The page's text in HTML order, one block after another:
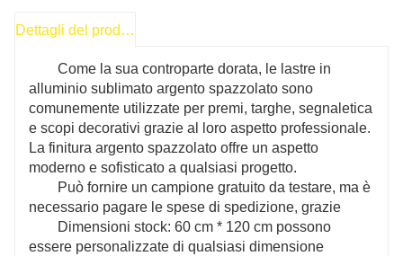
Dettagli del prodotto
Come la sua controparte dorata, le lastre in
alluminio sublimato argento spazzolato sono
comunemente utilizzate per premi, targhe, segnaletica
e scopi decorativi grazie al loro aspetto professionale.
La finitura argento spazzolato offre un aspetto
moderno e sofisticato a qualsiasi progetto.
Può fornire un campione gratuito da testare, ma è
necessario pagare le spese di spedizione, grazie
Dimensioni stock: 60 cm * 120 cm possono
essere personalizzate di qualsiasi dimensione